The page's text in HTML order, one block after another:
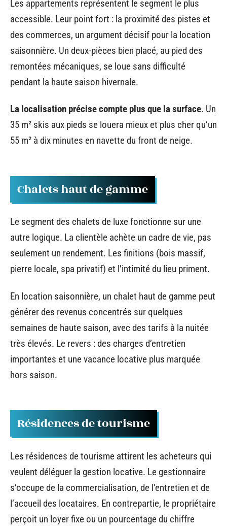
Les appartements représentent le segment le plus
accessible. Leur point fort : la proximité des pistes et
des commerces, un argument décisif pour la location
saisonnière. Un deux-pièces bien placé, au pied des
remontées mécaniques, se loue sans difficulté
pendant la haute saison hivernale.
La localisation précise compte plus que la surface. Un
35 m² skis aux pieds se louera mieux et plus cher qu’un
55 m² à dix minutes en navette du front de neige.
Chalets haut de gamme
Le segment des chalets de luxe fonctionne sur une
autre logique. La clientèle achète un cadre de vie, pas
seulement un rendement. Les finitions (bois massif,
pierre locale, spa privatif) et l’intimité du lieu priment.
En location saisonnière, un chalet haut de gamme peut
générer des revenus concentrés sur quelques
semaines de haute saison, avec des tarifs à la nuitée
très élevés. Le revers : des charges d’entretien
importantes et une vacance locative plus marquée
hors saison.
Résidences de tourisme
Les résidences de tourisme attirent les acheteurs qui
veulent déléguer la gestion locative. Le gestionnaire
s’occupe de la commercialisation, de l’entretien et de
l’accueil des locataires. En contrepartie, le propriétaire
perçoit un loyer fixe ou un pourcentage du chiffre